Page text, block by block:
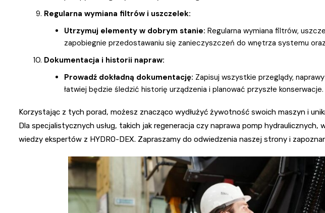
Regularna wymiana filtrów i uszczelek:
Utrzymuj elementy w dobrym stanie: Regularna wymiana filtrów,
zapobiegnie przedostawaniu się zanieczyszczeń do wnętrza systemu
Dokumentacja i historii napraw:
Prowadź dokładną dokumentację: Zapisuj wszystkie przeglądy,
łatwiej będzie śledzić historię urządzenia i planować przyszłe konserwacje.
Korzystając z tych porad, możesz znacząco wydłużyć żywotność swoich maszyn i
Dla specjalistycznych usług, takich jak regeneracja czy naprawa pomp hydraulicznych,
wiedzy ekspertów z HYDRO-DEX. Zapraszamy do odwiedzenia naszej strony i